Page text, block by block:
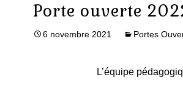
Porte ouverte
6 novembre 2021 Portes
L’équipe